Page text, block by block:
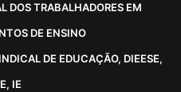
DOS TRABALHADORES EM
DE ENSINO
DE EDUCAÇÃO, DIEESE,
IE